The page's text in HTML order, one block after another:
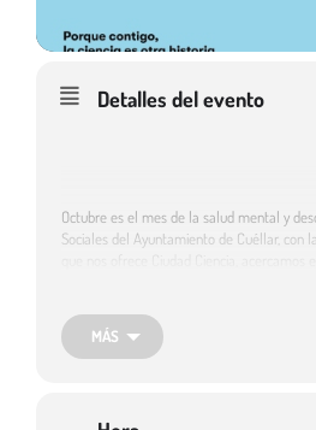
Detalles del evento
Octubre es el mes de la salud mental y
Sociales del Ayuntamiento de Cuéllar, con
El miércoles 18 de octubre a las 20,00
MÁS